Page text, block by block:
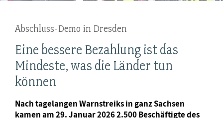
Abschluss-Demo in Dresden
Eine bessere Bezahlung ist das
Mindeste, was die Länder tun
können
Nach tagelangen Warnstreiks in ganz Sachsen
kamen am 29. Januar 2026 2.500 Beschäftigte des